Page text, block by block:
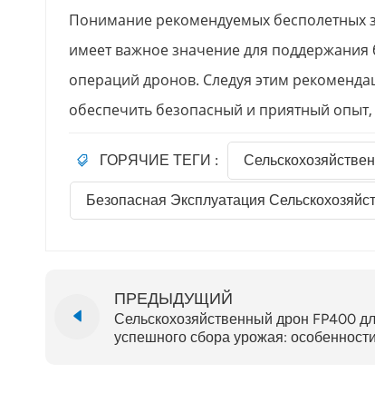
Понимание рекомендуемых бесполетных
имеет важное значение для
операций дронов. Следуя этим
обеспечить безопасный и приятный опыт,
ГОРЯЧИЕ ТЕГИ :
Безопасная Эксплуатация
ПРЕДЫДУЩИЙ
Сельскохозяйственный дрон FP400
успешного сбора урожая: особенности